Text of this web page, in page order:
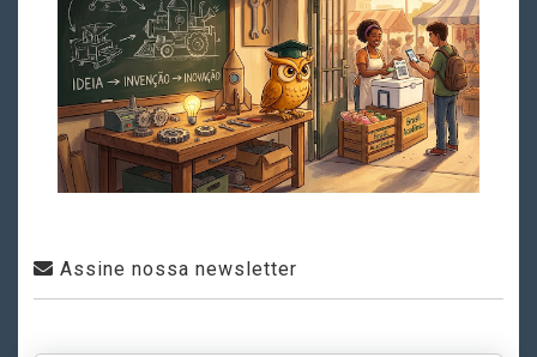
Assine nossa newsletter